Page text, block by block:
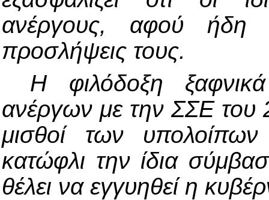
ανέργους, αφού ήδη
προσλήψεις τους.
Η φιλόδοξη
ανέργων με την ΣΣΕ του
μισθοί των
κατώφλι την ίδια
θέλει να εγγυηθεί η